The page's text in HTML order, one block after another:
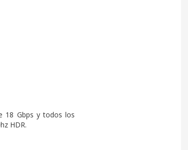
18 Gbps y todos los
HDR.